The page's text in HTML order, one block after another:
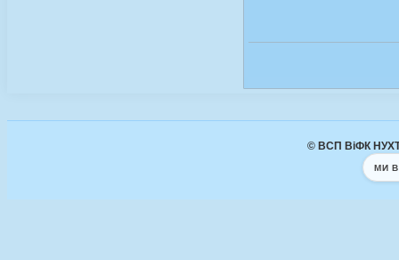
© ВСП ВіФК НУХТ
МИ В